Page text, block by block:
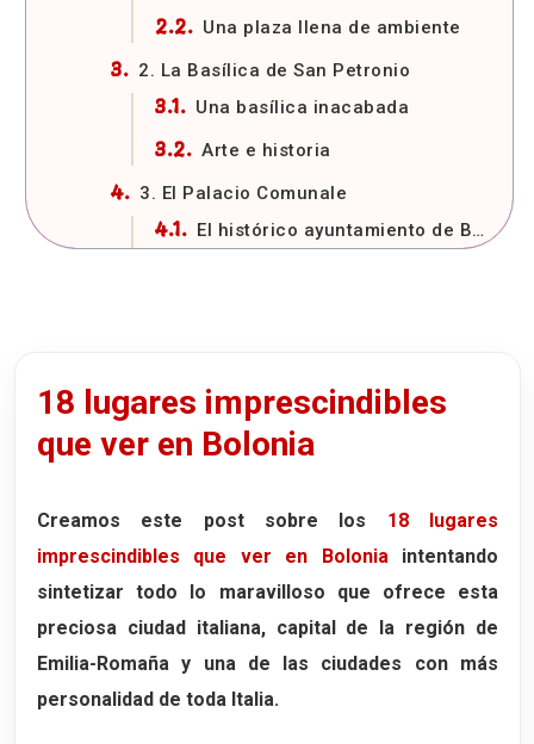
Una plaza llena de ambiente
2. La Basílica de San Petronio
Una basílica inacabada
Arte e historia
3. El Palacio Comunale
El histórico ayuntamiento de Bolonia
El Voltone del Podestá
5. La Plaza de Neptuno
El secreto más famoso de Bolonia
6. El Palacio Re Enzo
La prisión del Rey Enzo
El origen de los Bentivoglio
18 lugares imprescindibles
que ver en Bolonia
Creamos este post sobre los 18 lugares
imprescindibles que ver en Bolonia intentando
sintetizar todo lo maravilloso que ofrece esta
preciosa ciudad italiana, capital de la región de
Emilia-Romaña y una de las ciudades con más
personalidad de toda Italia.